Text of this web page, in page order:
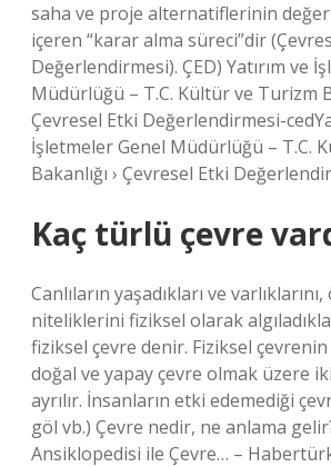
saha ve proje alternatiflerinin
içeren “karar alma süreci”dir
Değerlendirmesi). ÇED) Yatırım ve
Müdürlüğü – T.C. Kültür ve Turizm
Çevresel Etki Değerlendirmesi-
İşletmeler Genel Müdürlüğü – T.C.
Bakanlığı › Çevresel Etki
Kaç türlü çevre
Canlıların yaşadıkları ve
niteliklerini fiziksel olarak
fiziksel çevre denir. Fiziksel
doğal ve yapay çevre olmak üzere
ayrılır. İnsanların etki edemediği
göl vb.) Çevre nedir, ne anlama
Ansiklopedisi ile Çevre… –